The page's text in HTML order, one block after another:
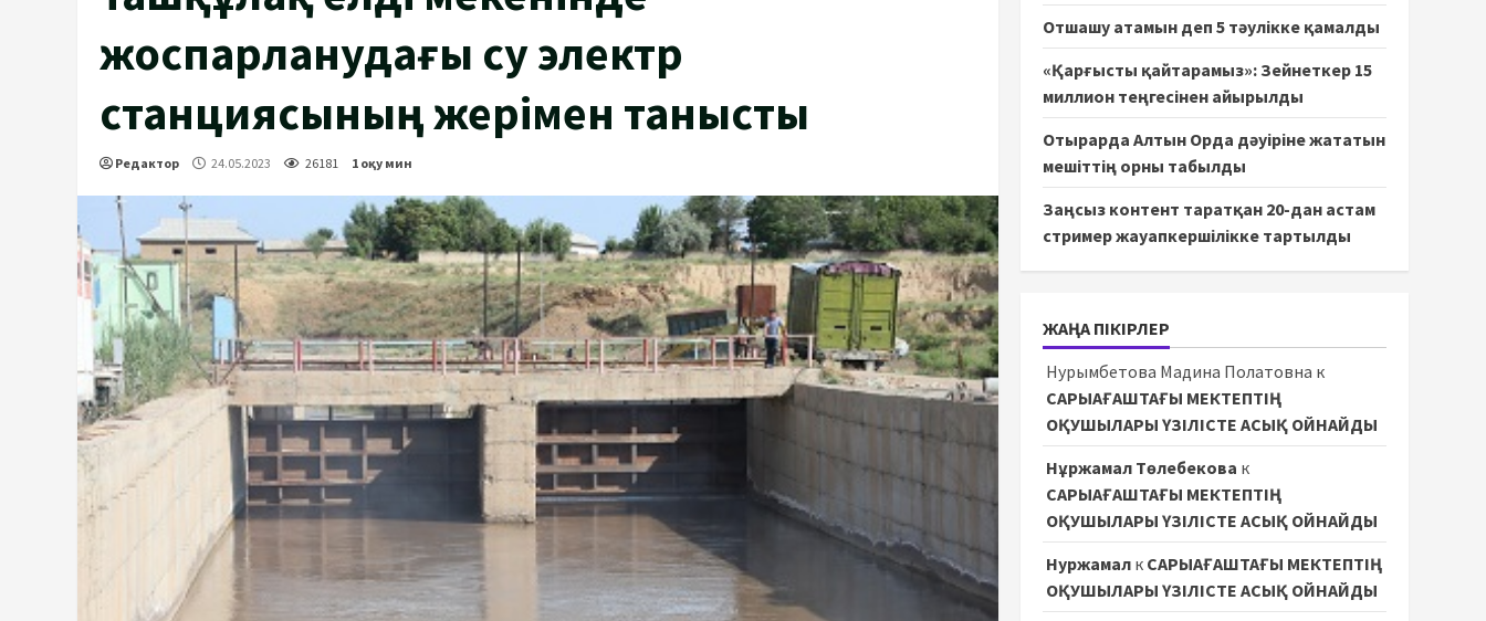
жоспарланудағы су электр
станциясының жерімен танысты
Редактор 24.05.2023 26181 1 оқу мин
Отшашу атамын деп 5 тәулікке қамалды
«Қарғысты қайтарамыз»: Зейнеткер 15
миллион теңгесінен айырылды
Отырарда Алтын Орда дәуіріне жататын
мешіттің орны табылды
Заңсыз контент таратқан 20-дан астам
стример жауапкершілікке тартылды
ЖАҢА ПІКІРЛЕР
Нурымбетова Мадина Полатовна к
САРЫАҒАШТАҒЫ МЕКТЕПТІҢ
ОҚУШЫЛАРЫ ҮЗІЛІСТЕ АСЫҚ ОЙНАЙДЫ
Нұржамал Төлебекова к
САРЫАҒАШТАҒЫ МЕКТЕПТІҢ
ОҚУШЫЛАРЫ ҮЗІЛІСТЕ АСЫҚ ОЙНАЙДЫ
Нуржамалк САРЫАҒАШТАҒЫ МЕКТЕПТІҢ
ОҚУШЫЛАРЫ ҮЗІЛІСТЕ АСЫҚ ОЙНАЙДЫ